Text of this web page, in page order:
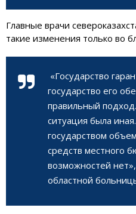
Главные врачи
такие изменения только во
«Государство
государство его
правильный
ситуация была
государством
средств местного
возможностей
областной